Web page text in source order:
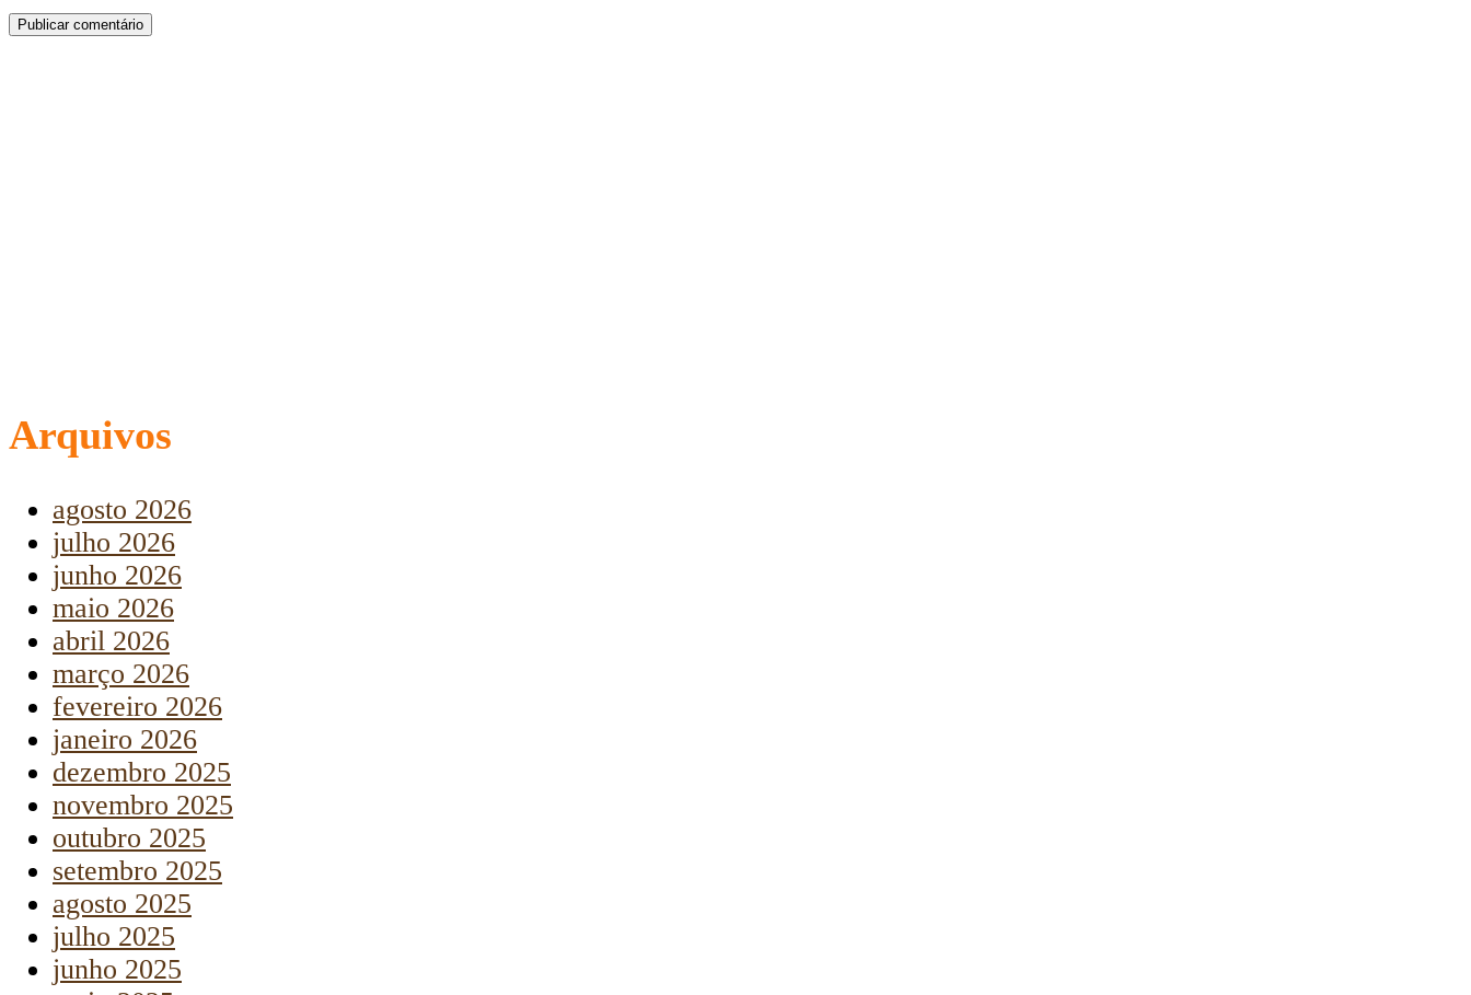
Arquivos
agosto 2026
julho 2026
junho 2026
maio 2026
abril 2026
março 2026
fevereiro 2026
janeiro 2026
dezembro 2025
novembro 2025
outubro 2025
setembro 2025
agosto 2025
julho 2025
junho 2025